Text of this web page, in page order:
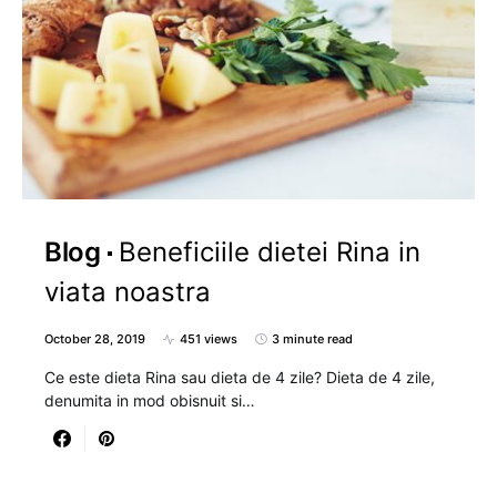
Blog
Beneficiile dietei Rina in
viata noastra
October 28, 2019 451 views 3 minute read
Ce este dieta Rina sau dieta de 4 zile? Dieta de 4 zile,
denumita in mod obisnuit si…